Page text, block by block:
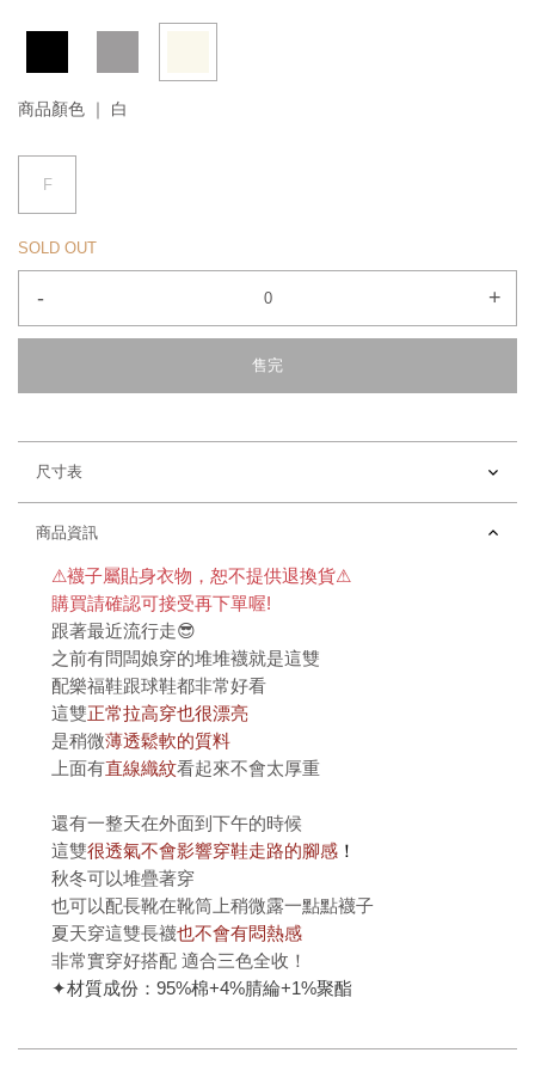
商品顏色 ｜ 白
F
SOLD OUT
- +
售完
尺寸表
商品資訊
⚠襪子屬貼身衣物，恕不提供退換貨⚠
購買請確認可接受再下單喔!
跟著最近流行走😎
之前有問闆娘穿的堆堆襪就是這雙
配樂福鞋跟球鞋都非常好看
這雙正常拉高穿也很漂亮
是稍微薄透鬆軟的質料
上面有直線織紋看起來不會太厚重
還有一整天在外面到下午的時候
這雙很透氣不會影響穿鞋走路的腳感 ！
秋冬可以堆疊著穿
也可以配長靴在靴筒上稍微露一點點襪子
夏天穿這雙長襪也不會有悶熱感
非常實穿好搭配 適合三色全收！
✦材質成份：95%棉+4%腈綸+1%聚酯